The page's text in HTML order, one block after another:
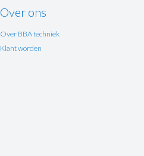
Over ons
Over BBA techniek
Klant worden